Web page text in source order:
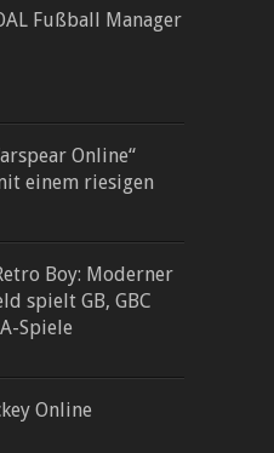
Fußball Manager
Online“
einem riesigen
Boy: Moderner
spielt GB, GBC
Spiele
Online